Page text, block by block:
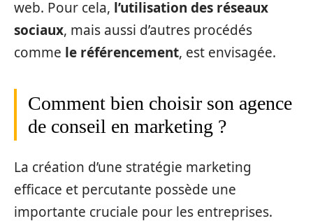
web. Pour cela, l’utilisation des réseaux
sociaux, mais aussi d’autres procédés
comme le référencement, est envisagée.
Comment bien choisir son agence
de conseil en marketing ?
La création d’une stratégie marketing
efficace et percutante possède une
importante cruciale pour les entreprises.